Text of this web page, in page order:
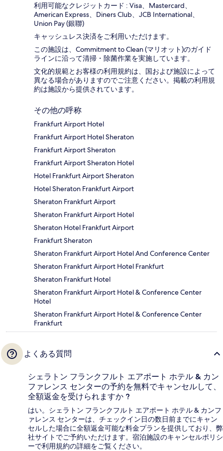
利用可能なクレジットカード : Visa、Mastercard、
American Express、Diners Club、JCB International、
Union Pay (銀聯)
キャッシュレス決済をご利用いただけます。
この施設は、Commitment to Clean (マリオット)のガイド
ラインに沿って清掃・除菌作業を実施しています。
文化的規範とお客様の利用規約は、国および施設によって
異なる場合がありますのでご注意ください。掲載の利用規
約は施設から提供されています。
その他の呼称
Frankfurt Airport Hotel
Frankfurt Airport Hotel Sheraton
Frankfurt Airport Sheraton
Frankfurt Airport Sheraton Hotel
Hotel Frankfurt Airport Sheraton
Hotel Sheraton Frankfurt Airport
Sheraton Frankfurt Airport
Sheraton Frankfurt Airport Hotel
Sheraton Hotel Frankfurt Airport
Frankfurt Sheraton
Sheraton Frankfurt Airport Hotel And Conference Center
Sheraton Frankfurt Airport Hotel Frankfurt
Sheraton Frankfurt Hotel
Sheraton Frankfurt Airport Hotel & Conference Center
Hotel
Sheraton Frankfurt Airport Hotel & Conference Center
Frankfurt
よくある質問
シェラトン フランクフルト エアポート ホテル & カン
ファレンス センターの予約を無料でキャンセルして、
全額返金を受けられますか ?
はい。シェラトン フランクフルト エアポート ホテル & カンフ
ァレンス センターは、チェックイン日の数日前までにキャン
セルした場合に全額返金可能な料金プランを提供しており、弊
社サイトでご予約いただけます。宿泊施設のキャンセルポリシ
ーで利用規約の詳細をご覧ください。